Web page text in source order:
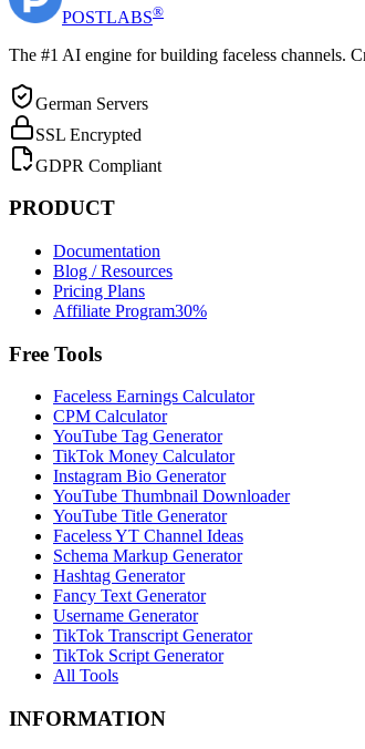
POSTLABS®
The #1 AI engine for building faceless channels.
German Servers
SSL Encrypted
GDPR Compliant
PRODUCT
Documentation
Blog / Resources
Pricing Plans
Affiliate Program30%
Free Tools
Faceless Earnings Calculator
CPM Calculator
YouTube Tag Generator
TikTok Money Calculator
Instagram Bio Generator
YouTube Thumbnail Downloader
YouTube Title Generator
Faceless YT Channel Ideas
Schema Markup Generator
Hashtag Generator
Fancy Text Generator
Username Generator
TikTok Transcript Generator
TikTok Script Generator
All Tools
INFORMATION